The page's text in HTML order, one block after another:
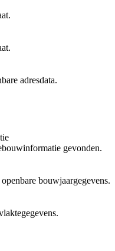
adresdata.
gevonden.
bouwjaargegevens.